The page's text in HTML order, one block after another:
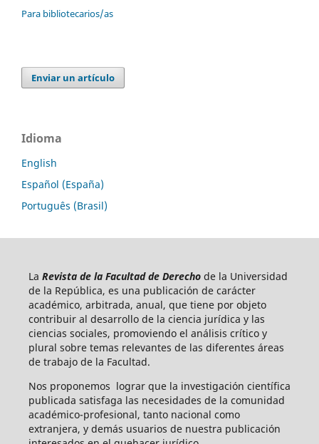
Para bibliotecarios/as
Enviar un artículo
Idioma
English
Español (España)
Português (Brasil)
La Revista de la Facultad de Derecho de la Universidad
de la República, es una publicación de carácter
académico, arbitrada, anual, que tiene por objeto
contribuir al desarrollo de la ciencia jurídica y las
ciencias sociales, promoviendo el análisis crítico y
plural sobre temas relevantes de las diferentes áreas
de trabajo de la Facultad.
Nos proponemos lograr que la investigación científica
publicada satisfaga las necesidades de la comunidad
académico-profesional, tanto nacional como
extranjera, y demás usuarios de nuestra publicación